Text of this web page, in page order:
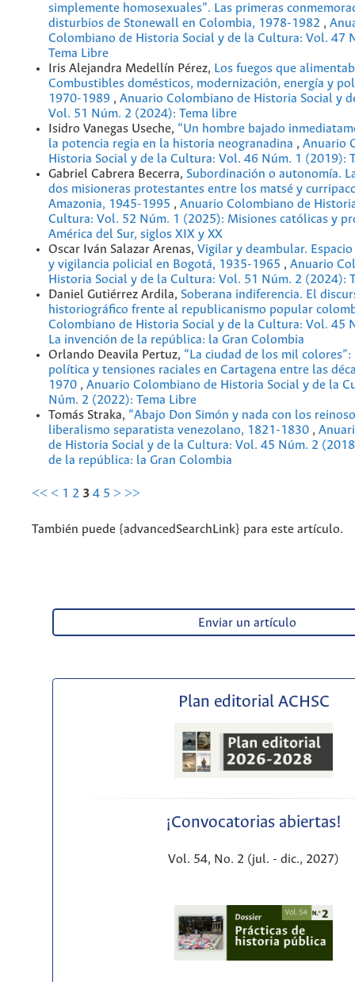
simplemente homosexuales”. Las primeras
disturbios de Stonewall en Colombia, 1978-1982 ,
Colombiano de Historia Social y de la Cultura: Vol. 47
Tema Libre
Iris Alejandra Medellín Pérez, Los fuegos que
Combustibles domésticos, modernización, energía y
1970-1989 , Anuario Colombiano de Historia Social y
Vol. 51 Núm. 2 (2024): Tema libre
Isidro Vanegas Useche, “Un hombre bajado
la potencia regia en la historia neogranadina , Anuario
Historia Social y de la Cultura: Vol. 46 Núm. 1 (2019):
Gabriel Cabrera Becerra, Subordinación o autonomía.
dos misioneras protestantes entre los matsé y
Amazonia, 1945-1995 , Anuario Colombiano de
Cultura: Vol. 52 Núm. 1 (2025): Misiones católicas y
América del Sur, siglos XIX y XX
Oscar Iván Salazar Arenas, Vigilar y deambular.
y vigilancia policial en Bogotá, 1935-1965 , Anuario
Historia Social y de la Cultura: Vol. 51 Núm. 2 (2024):
Daniel Gutiérrez Ardila, Soberana indiferencia. El
historiográfico frente al republicanismo popular
Colombiano de Historia Social y de la Cultura: Vol. 45
La invención de la república: la Gran Colombia
Orlando Deavila Pertuz, “La ciudad de los mil colores”:
política y tensiones raciales en Cartagena entre las
1970 , Anuario Colombiano de Historia Social y de la
Núm. 2 (2022): Tema Libre
Tomás Straka, “Abajo Don Simón y nada con los
liberalismo separatista venezolano, 1821-1830 ,
de Historia Social y de la Cultura: Vol. 45 Núm. 2
de la república: la Gran Colombia
<< < 1 2 3 4 5 > >>
También puede {advancedSearchLink} para este artículo.
Enviar un artículo
Plan editorial ACHSC
¡Convocatorias abiertas!
Vol. 54, No. 2 (jul. - dic., 2027)